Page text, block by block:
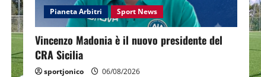
Pianeta Arbitri Sport News
Vincenzo Madonia è il nuovo presidente del
CRA Sicilia
sportjonico 06/08/2026